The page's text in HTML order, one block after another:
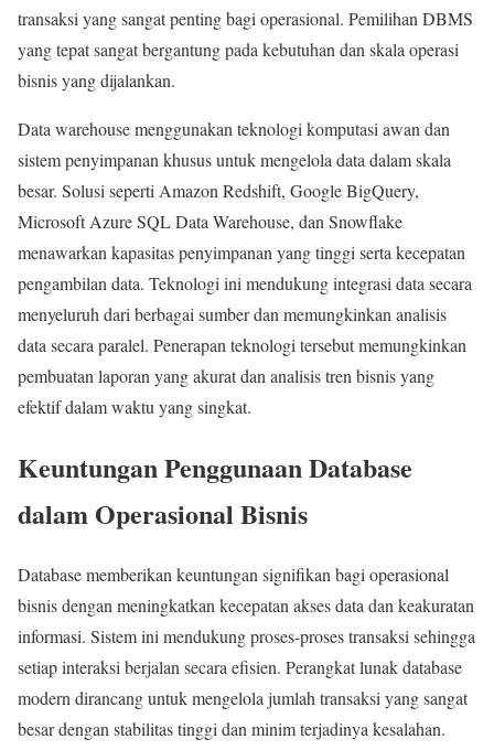
transaksi yang sangat penting bagi operasional. Pemilihan DBMS
yang tepat sangat bergantung pada kebutuhan dan skala operasi
bisnis yang dijalankan.
Data warehouse menggunakan teknologi komputasi awan dan
sistem penyimpanan khusus untuk mengelola data dalam skala
besar. Solusi seperti Amazon Redshift, Google BigQuery,
Microsoft Azure SQL Data Warehouse, dan Snowflake
menawarkan kapasitas penyimpanan yang tinggi serta kecepatan
pengambilan data. Teknologi ini mendukung integrasi data secara
menyeluruh dari berbagai sumber dan memungkinkan analisis
data secara paralel. Penerapan teknologi tersebut memungkinkan
pembuatan laporan yang akurat dan analisis tren bisnis yang
efektif dalam waktu yang singkat.
Keuntungan Penggunaan Database
dalam Operasional Bisnis
Database memberikan keuntungan signifikan bagi operasional
bisnis dengan meningkatkan kecepatan akses data dan keakuratan
informasi. Sistem ini mendukung proses-proses transaksi sehingga
setiap interaksi berjalan secara efisien. Perangkat lunak database
modern dirancang untuk mengelola jumlah transaksi yang sangat
besar dengan stabilitas tinggi dan minim terjadinya kesalahan.